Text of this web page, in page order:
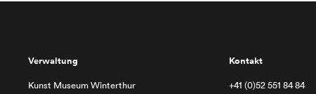
Verwaltung
Kunst Museum Winterthur
Kontakt
+41 (0)52 551 84 84